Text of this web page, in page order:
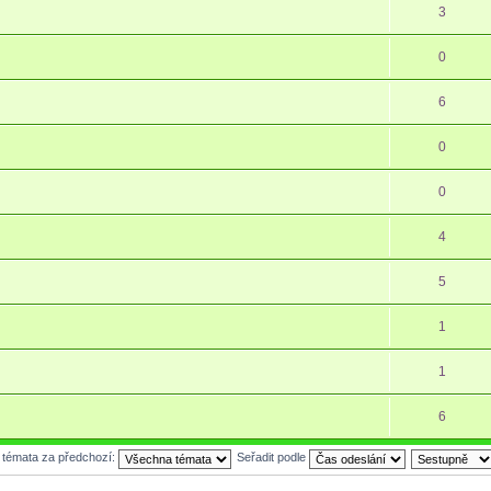
3
0
6
0
0
4
5
1
1
6
za předchozí: Seřadit podle